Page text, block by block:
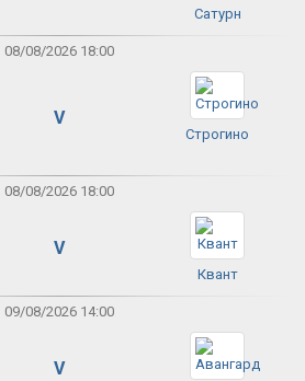
Сатурн
08/08/2026 18:00
V
Строгино
08/08/2026 18:00
V
Квант
09/08/2026 14:00
V